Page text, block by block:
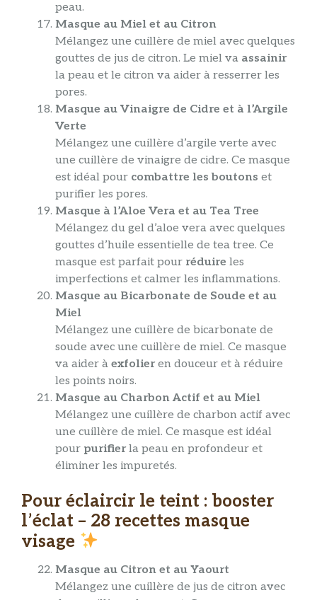
peau.
Masque au Miel et au Citron
Mélangez une cuillère de miel avec quelques
gouttes de jus de citron. Le miel va assainir
la peau et le citron va aider à resserrer les
pores.
Masque au Vinaigre de Cidre et à l’Argile
Verte
Mélangez une cuillère d’argile verte avec
une cuillère de vinaigre de cidre. Ce masque
est idéal pour combattre les boutons et
purifier les pores.
Masque à l’Aloe Vera et au Tea Tree
Mélangez du gel d’aloe vera avec quelques
gouttes d’huile essentielle de tea tree. Ce
masque est parfait pour réduire les
imperfections et calmer les inflammations.
Masque au Bicarbonate de Soude et au
Miel
Mélangez une cuillère de bicarbonate de
soude avec une cuillère de miel. Ce masque
va aider à exfolieren douceur et à réduire
les points noirs.
Masque au Charbon Actif et au Miel
Mélangez une cuillère de charbon actif avec
une cuillère de miel. Ce masque est idéal
pour purifierla peau en profondeur et
éliminer les impuretés.
Pour éclaircir le teint : booster
l’éclat – 28 recettes masque
visage
Masque au Citron et au Yaourt
Mélangez une cuillère de jus de citron avec